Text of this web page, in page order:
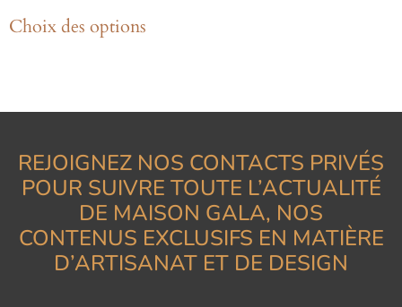
Choix des options
REJOIGNEZ NOS CONTACTS PRIVÉS
POUR SUIVRE TOUTE L’ACTUALITÉ
DE MAISON GALA, NOS
CONTENUS EXCLUSIFS EN MATIÈRE
D’ARTISANAT ET DE DESIGN